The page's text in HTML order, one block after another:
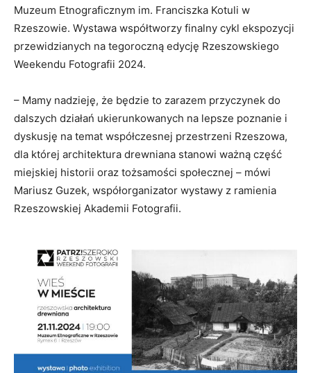
Muzeum Etnograficznym im. Franciszka Kotuli w
Rzeszowie. Wystawa współtworzy finalny cykl ekspozycji
przewidzianych na tegoroczną edycję Rzeszowskiego
Weekendu Fotografii 2024.
– Mamy nadzieję, że będzie to zarazem przyczynek do
dalszych działań ukierunkowanych na lepsze poznanie i
dyskusję na temat współczesnej przestrzeni Rzeszowa,
dla której architektura drewniana stanowi ważną część
miejskiej historii oraz tożsamości społecznej – mówi
Mariusz Guzek, współorganizator wystawy z ramienia
Rzeszowskiej Akademii Fotografii.